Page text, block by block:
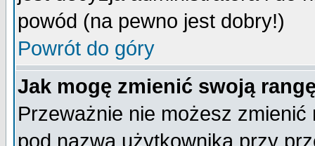
powód (na pewno jest dobry!)
Powrót do góry
Jak mogę zmienić swoją
Przeważnie nie możesz
pod nazwą użytkownika przy